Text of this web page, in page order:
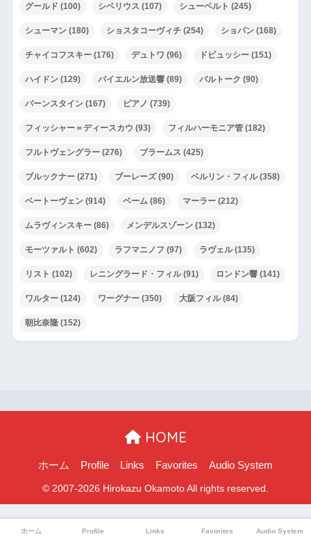
グールド (100) シベリウス (107) シューベルト (245)
シューマン(180) ショスタコーヴィチ(254) ショパン(168)
チャイコフスキー(176) デュトワ (96) ドビュッシー(151)
ハイドン(129) バイエルン放送響(89) バルトーク (90)
バーンスタイン(167) ピアノ (739)
フィッシャー＝ディースカウ (93) フィルハーモニア管(182)
フルトヴェングラー(276) ブラームス (425)
ブルックナー(271) ブーレーズ(90) ベルリン・フィル(358)
ベートーヴェン(914) ベーム (86) マーラー(212)
ムラヴィンスキー(86) メンデルスゾーン(132)
モーツァルト (602) ラフマニノフ (97) ラヴェル(135)
リスト (102) レニングラード・フィル(91) ロンドン響(141)
ワルター(124) ワーグナー(350) 大阪フィル(84)
朝比奈隆(152)
HOME
ホーム Profile Links Favorites Audio System
ホーム Profile Links Favorites Audio System